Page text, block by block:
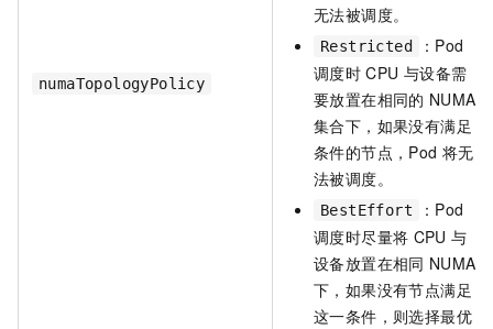
numaTopologyPolicy
无法被调度。
Restricted
：Pod
调度时 CPU 与设备需
要放置在相同的 NUMA
集合下，如果没有满足
条件的节点，Pod 将无
法被调度。
BestEffort
：Pod
调度时尽量将 CPU 与
设备放置在相同 NUMA
下，如果没有节点满足
这一条件，则选择最优